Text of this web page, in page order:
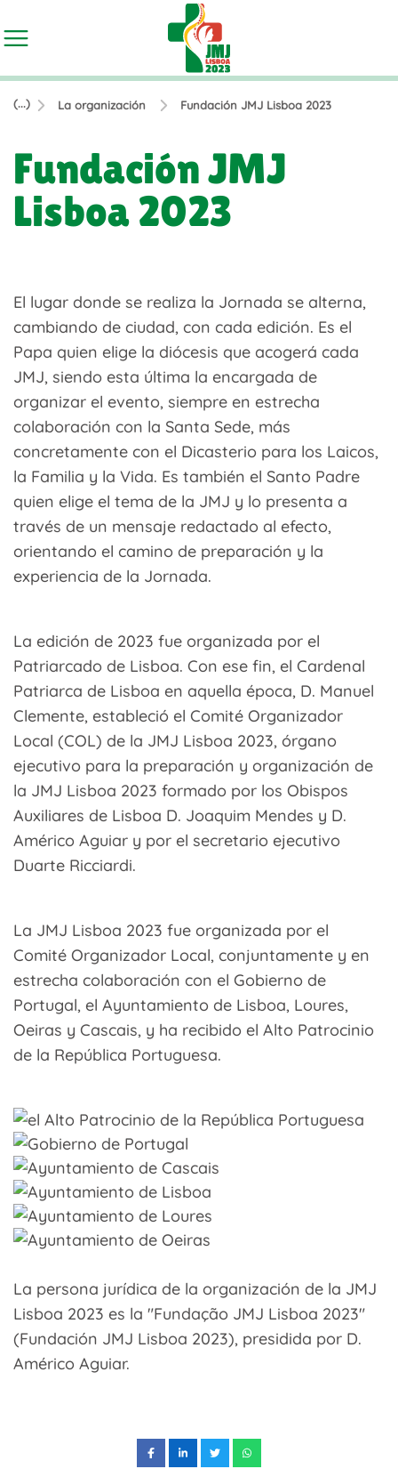
(...) La organización Fundación JMJ Lisboa 2023
Fundación JMJ
Lisboa 2023
El lugar donde se realiza la Jornada se alterna,
cambiando de ciudad, con cada edición. Es el
Papa quien elige la diócesis que acogerá cada
JMJ, siendo esta última la encargada de
organizar el evento, siempre en estrecha
colaboración con la Santa Sede, más
concretamente con el Dicasterio para los Laicos,
la Familia y la Vida. Es también el Santo Padre
quien elige el tema de la JMJ y lo presenta a
través de un mensaje redactado al efecto,
orientando el camino de preparación y la
experiencia de la Jornada.
La edición de 2023 fue organizada por el
Patriarcado de Lisboa. Con ese fin, el Cardenal
Patriarca de Lisboa en aquella época, D. Manuel
Clemente, estableció el Comité Organizador
Local (COL) de la JMJ Lisboa 2023, órgano
ejecutivo para la preparación y organización de
la JMJ Lisboa 2023 formado por los Obispos
Auxiliares de Lisboa D. Joaquim Mendes y D.
Américo Aguiar y por el secretario ejecutivo
Duarte Ricciardi.
La JMJ Lisboa 2023 fue organizada por el
Comité Organizador Local, conjuntamente y en
estrecha colaboración con el Gobierno de
Portugal, el Ayuntamiento de Lisboa, Loures,
Oeiras y Cascais, y ha recibido el Alto Patrocinio
de la República Portuguesa.
La persona jurídica de la organización de la JMJ
Lisboa 2023 es la "Fundação JMJ Lisboa 2023"
(Fundación JMJ Lisboa 2023), presidida por D.
Américo Aguiar.